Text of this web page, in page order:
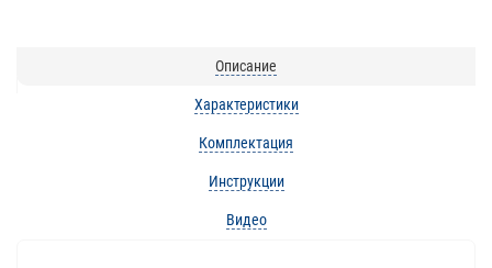
Описание
Характеристики
Комплектация
Инструкции
Видео